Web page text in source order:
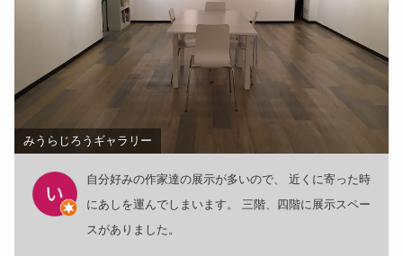
みうらじろうギャラリー
自分好みの作家達の展示が多いので、 近くに寄った時
にあしを運んでしまいます。 三階、四階に展示スペー
スがありました。